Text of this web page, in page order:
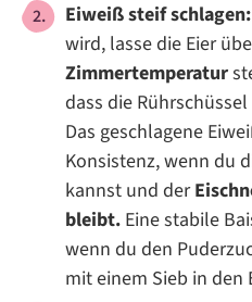
Eiweiß steif schlagen:
wird, lasse die Eier
Zimmertemperatur
dass die
Das geschlagene
Konsistenz, wenn du
kannst und der
bleibt. Eine stabile
wenn du den
mit einem Sieb in den